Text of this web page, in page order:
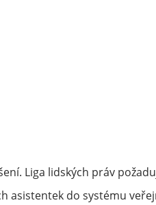
Liga lidských práv
asistentek do systému